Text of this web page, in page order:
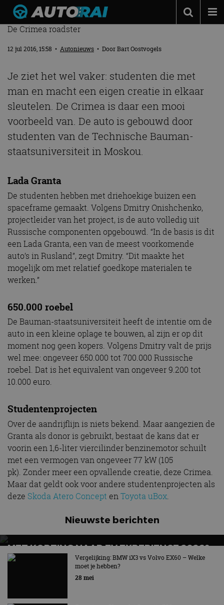
Autonieuws
Podcast
Autotests
Automerken
Adverteren
MotorRAI.nl
GEMAAKT DOOR RUSSISCHE STUDENTEN
De Crimea roadster
12 jul 2016, 15:58 • Autonieuws • DoorBart Oostvogels
Je ziet het wel vaker: studenten die met
man en macht een eigen creatie in elkaar
sleutelen. De Crimea is daar een mooi
voorbeeld van. De auto is gebouwd door
studenten van de Technische Bauman-
staatsuniversiteit in Moskou.
Lada Granta
De studenten hebben met driehoekige buizen een
spaceframe gemaakt. Volgens Dmitry Onishchenko,
projectleider van het project, is de auto volledig uit
Russische componenten opgebouwd. “In de basis is dit
een Lada Granta, een van de meest voorkomende
auto’s in Rusland”, zegt Dmitry. “Dit maakte het
mogelijk om met relatief goedkope materialen te
werken.”
650.000 roebel
De Bauman-staatsuniversiteit heeft de intentie om de
auto in een kleine oplage te bouwen, al zijn er op dit
moment nog geen kopers. Volgens Dmitry valt de prijs
wel mee: ongeveer 650.000 tot 700.000 Russische
roebel. Dat is het equivalent van ongeveer 9.200 tot
10.000 euro.
Studentenprojecten
Over de aandrijflijn is niets bekend. Maar aangezien de
Granta als donor is gebruikt, bestaat de kans dat er
voorin een 1,6-liter viercilinder benzinemotor schuilt
met een vermogen van ongeveer 77 kW (105
pk). Zonder meer een opvallende creatie, deze Crimea.
Maar dat geldt ook voor andere studentenprojecten als
deze Skoda Atero Concept enToyota uBox.
Nieuwste berichten
MET KORTING NAAR EV EXPERIENCE 2026?
AUTORAI REGELT HET!
EV Experience 2026 van 24 tot 26 september
Vergelijking: BMW iX3 vs Volvo EX60 – Welke
moet je hebben?
28 mei